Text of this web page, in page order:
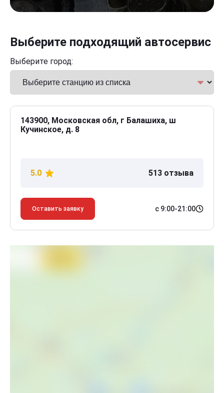
Выберите подходящий автосервис
Выберите город:
143900, Московская обл, г Балашиха, ш
Кучинское, д. 8
5.0 513 отзыва
Оставить заявку с 9:00-21:00